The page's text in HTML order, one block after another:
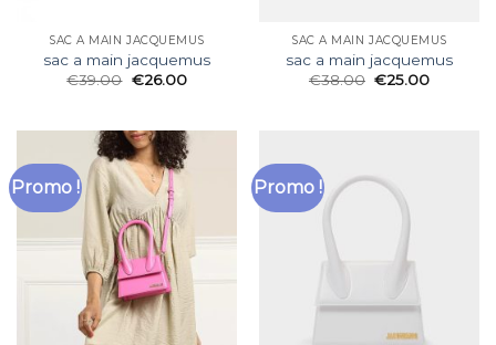
SAC A MAIN JACQUEMUS
sac a main jacquemus
€39.00 €26.00
SAC A MAIN JACQUEMUS
sac a main jacquemus
€38.00 €25.00
Promo ! Promo !